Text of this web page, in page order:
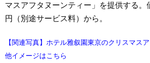
マスアフタヌーンティー」を提供する。
円（別途サービス料）から。
【関連写真】ホテル雅叙園東京のクリスマス
他イメージはこちら